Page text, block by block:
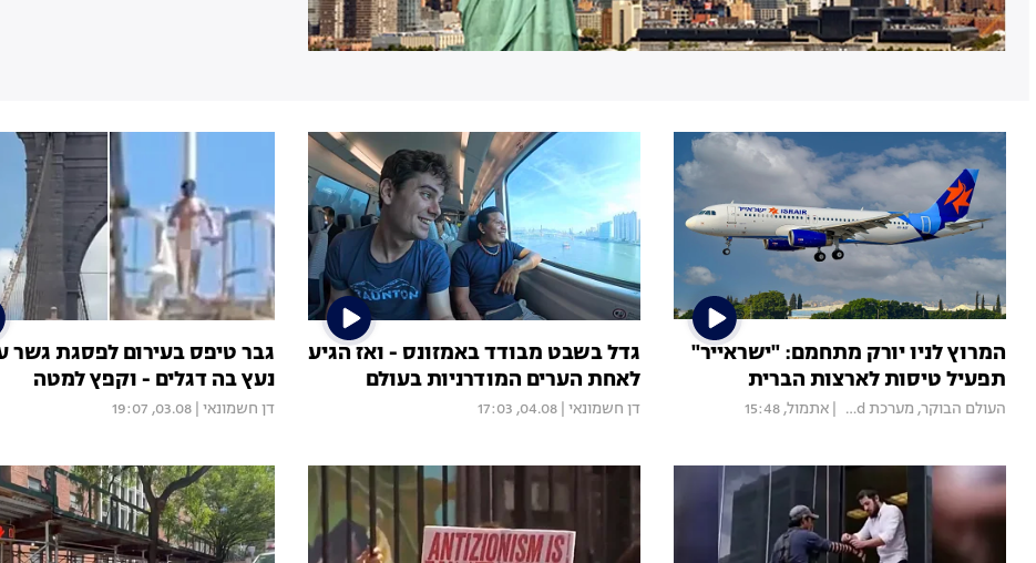
המרוץ לניו יורק מתחמם: "ישראייר"
תפעיל טיסות לארצות הברית
העולם הבוקר, מערכת Mood אתמול, 15:48
גדל בשבט מבודד באמזונס - ואז הגיע
לאחת הערים המודרניות בעולם
דן חשמונאי 04.08, 17:03
גבר טיפס בעירום לפסגת גשר
נעץ בה דגלים - וקפץ למטה
דן חשמונאי 03.08, 19:07